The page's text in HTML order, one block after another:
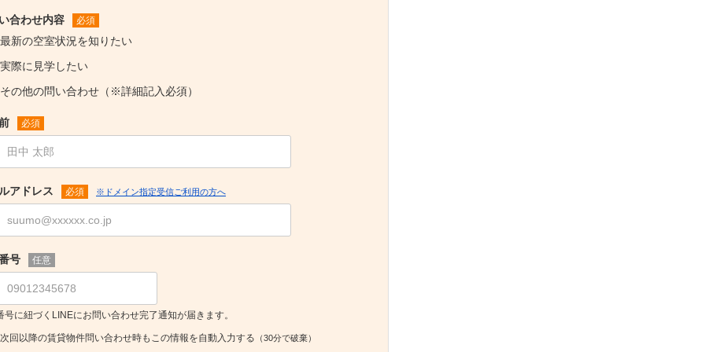
合わせ内容 必須
最新の空室状況を知りたい
実際に見学したい
その他の問い合わせ（※詳細記入必須）
必須
アドレス 必須 ※ドメイン指定受信ご利用の方へ
号 任意
号に紐づくLINEにお問い合わせ完了通知が届きます。
次回以降の賃貸物件問い合わせ時もこの情報を自動入力する （30分で破棄）